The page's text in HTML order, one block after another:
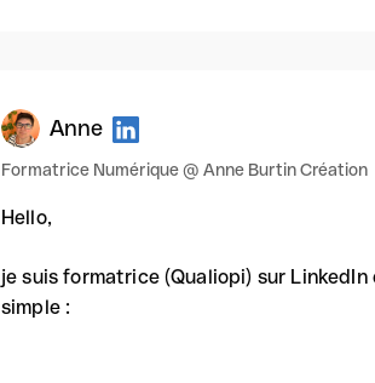
Anne
Formatrice Numérique @ Anne Burtin Création
Hello,
je suis formatrice (Qualiopi) sur
simple :